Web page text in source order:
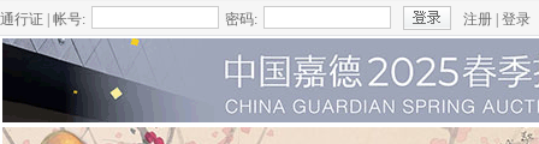
通行证 | 帐号: 密码: 注册 登录